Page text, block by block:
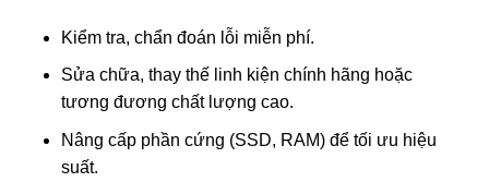
Kiểm tra, chẩn đoán lỗi miễn phí.
Sửa chữa, thay thế linh kiện chính hãng hoặc
tương đương chất lượng cao.
Nâng cấp phần cứng (SSD, RAM) để tối ưu hiệu
suất.